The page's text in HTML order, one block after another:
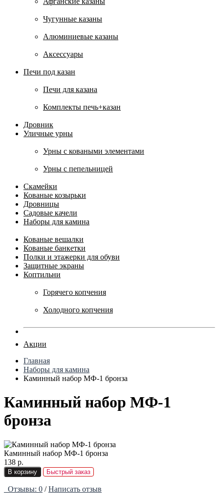
Чугунные казаны
Алюминиевые казаны
Аксессуары
Печи под казан
Печи для казана
Комплекты печь+казан
Дровник
Уличные урны
Урны с коваными элементами
Урны с пепельницей
Скамейки
Кованые козырьки
Дровницы
Садовые качели
Наборы для камина
Кованые вешалки
Кованые банкетки
Полки и этажерки для обуви
Защитные экраны
Коптильни
Горячего копчения
Холодного копчения
Акции
Главная
Наборы для камина
Каминный набор МФ-1 бронза
Каминный набор МФ-1
бронза
Каминный набор МФ-1 бронза
138 р.
В корзину Быстрый заказ
Отзывы: 0 / Написать отзыв